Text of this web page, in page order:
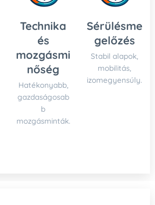
Technika
és
mozgásmi
nőség
Hatékonyabb,
gazdaságosab
b
mozgásminták.
Sérülésme
gelőzés
Stabil alapok,
mobilitás,
izomegyensúly.